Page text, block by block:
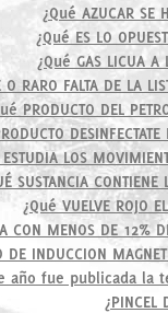
¿Qué AZUCAR SE
¿Qué ES LO
¿Qué GAS LICUA A
RARO FALTA DE LA
PRODUCTO DEL
LOS
SUSTANCIA
¿Qué VUELVE ROJO
CON MENOS DE 12%
DE INDUCCION
año fue publicada la
¿PINCEL